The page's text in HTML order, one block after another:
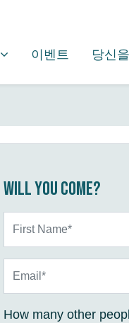
FOR
이벤트 당신
Will you come?
How many other